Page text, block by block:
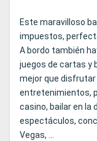
Este maravilloso
impuestos,
A bordo también
juegos de cartas y
mejor que disfrutar
entretenimientos,
casino, bailar en la
espectáculos,
Vegas, ...